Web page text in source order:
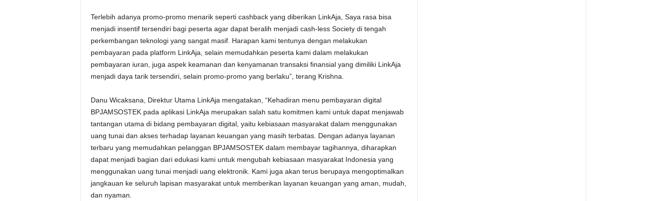
Terlebih adanya promo-promo menarik seperti cashback yang diberikan LinkAja, Saya rasa bisa
menjadi insentif tersendiri bagi peserta agar dapat beralih menjadi cash-less Society di tengah
perkembangan teknologi yang sangat masif. Harapan kami tentunya dengan melakukan
pembayaran pada platform LinkAja, selain memudahkan peserta kami dalam melakukan
pembayaran iuran, juga aspek keamanan dan kenyamanan transaksi finansial yang dimiliki LinkAja
menjadi daya tarik tersendiri, selain promo-promo yang berlaku”, terang Krishna.
Danu Wicaksana, Direktur Utama LinkAja mengatakan, “Kehadiran menu pembayaran digital
BPJAMSOSTEK pada aplikasi LinkAja merupakan salah satu komitmen kami untuk dapat menjawab
tantangan utama di bidang pembayaran digital, yaitu kebiasaan masyarakat dalam menggunakan
uang tunai dan akses terhadap layanan keuangan yang masih terbatas. Dengan adanya layanan
terbaru yang memudahkan pelanggan BPJAMSOSTEK dalam membayar tagihannya, diharapkan
dapat menjadi bagian dari edukasi kami untuk mengubah kebiasaan masyarakat Indonesia yang
menggunakan uang tunai menjadi uang elektronik. Kami juga akan terus berupaya mengoptimalkan
jangkauan ke seluruh lapisan masyarakat untuk memberikan layanan keuangan yang aman, mudah,
dan nyaman.